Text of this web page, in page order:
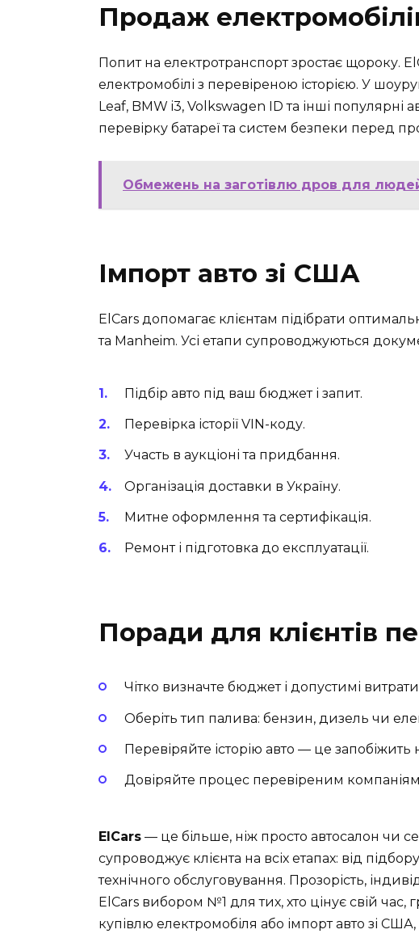
Продаж
Попит на електротранспорт зростає щороку.
електромобілі з перевіреною історією. У
Leaf, BMW i3, Volkswagen ID та інші
перевірку батареї та систем безпеки перед
Обмежень на заготівлю дров для
Імпорт авто зі США
ElCars допомагає клієнтам підібрати
та Manheim. Усі етапи супроводжуються
Підбір авто під ваш бюджет і запит.
Перевірка історії VIN-коду.
Участь в аукціоні та придбання.
Організація доставки в Україну.
Митне оформлення та сертифікація.
Ремонт і підготовка до експлуатації.
Поради для клієнтів
Чітко визначте бюджет і допустимі
Оберіть тип палива: бензин, дизель чи
Перевіряйте історію авто — це
Довіряйте процес перевіреним
ElCars — це більше, ніж просто автосалон чи
супроводжує клієнта на всіх етапах: від
технічного обслуговування. Прозорість,
ElCars вибором №1 для тих, хто цінує свій час,
купівлю електромобіля або імпорт авто зі